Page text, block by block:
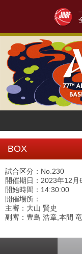
BOX
試合区分：No.230
開催期日：2023年12月
開始時間：14:30:00
開催場所：
主審：大山 賢史
副審：豊島 浩章,本間